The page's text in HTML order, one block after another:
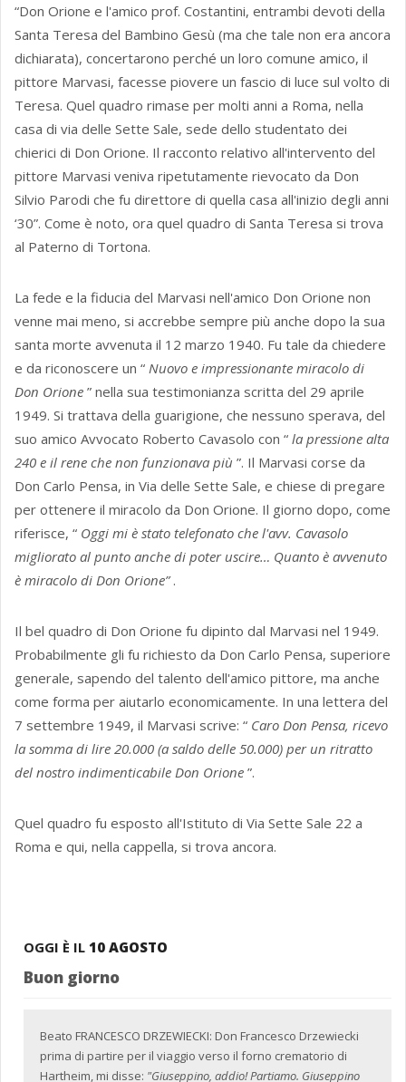
“Don Orione e l'amico prof. Costantini, entrambi devoti della
Santa Teresa del Bambino Gesù (ma che tale non era ancora
dichiarata), concertarono perché un loro comune amico, il
pittore Marvasi, facesse piovere un fascio di luce sul volto di
Teresa. Quel quadro rimase per molti anni a Roma, nella
casa di via delle Sette Sale, sede dello studentato dei
chierici di Don Orione. Il racconto relativo all'intervento del
pittore Marvasi veniva ripetutamente rievocato da Don
Silvio Parodi che fu direttore di quella casa all'inizio degli anni
‘30”. Come è noto, ora quel quadro di Santa Teresa si trova
al Paterno di Tortona.
La fede e la fiducia del Marvasi nell'amico Don Orione non
venne mai meno, si accrebbe sempre più anche dopo la sua
santa morte avvenuta il 12 marzo 1940. Fu tale da chiedere
e da riconoscere un “ Nuovo e impressionante miracolo di
Don Orione ” nella sua testimonianza scritta del 29 aprile
1949. Si trattava della guarigione, che nessuno sperava, del
suo amico Avvocato Roberto Cavasolo con “ la pressione alta
240 e il rene che non funzionava più ”. Il Marvasi corse da
Don Carlo Pensa, in Via delle Sette Sale, e chiese di pregare
per ottenere il miracolo da Don Orione. Il giorno dopo, come
riferisce, “ Oggi mi è stato telefonato che l'avv. Cavasolo
migliorato al punto anche di poter uscire… Quanto è avvenuto
è miracolo di Don Orione”.
Il bel quadro di Don Orione fu dipinto dal Marvasi nel 1949.
Probabilmente gli fu richiesto da Don Carlo Pensa, superiore
generale, sapendo del talento dell'amico pittore, ma anche
come forma per aiutarlo economicamente. In una lettera del
7 settembre 1949, il Marvasi scrive: “ Caro Don Pensa, ricevo
la somma di lire 20.000 (a saldo delle 50.000) per un ritratto
del nostro indimenticabile Don Orione ”.
Quel quadro fu esposto all'Istituto di Via Sette Sale 22 a
Roma e qui, nella cappella, si trova ancora.
OGGI È IL 10 AGOSTO
Buon giorno
Beato FRANCESCO DRZEWIECKI: Don Francesco Drzewiecki
prima di partire per il viaggio verso il forno crematorio di
Hartheim, mi disse: "Giuseppino, addio! Partiamo. Giuseppino